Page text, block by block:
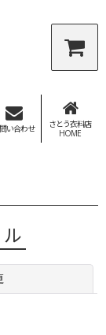
い合わせ
さとう衣料店
HOME